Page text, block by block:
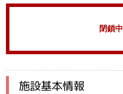
閉鎖中
施設基本情報